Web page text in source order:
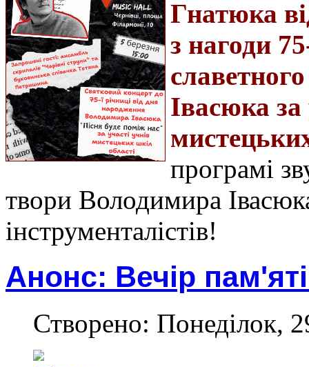
Гнатюка
з нагоди
Івасюка
програмі
твори Володимира
інструменталістів!
Анонс: Вечір
Створено: Понеділок,